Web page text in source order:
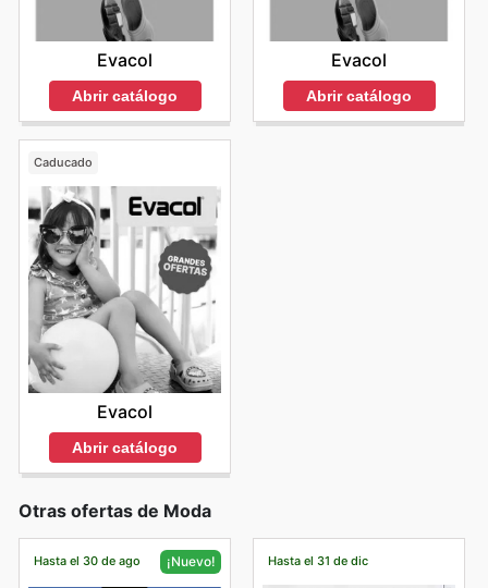
Evacol
Abrir catálogo
Evacol
Abrir catálogo
Caducado
Evacol
Abrir catálogo
Otras ofertas de Moda
Hasta el 30 de ago ¡Nuevo! Hasta el 31 de dic